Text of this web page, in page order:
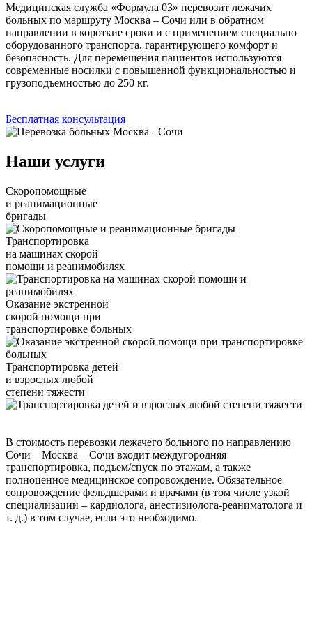
Медицинская служба «Формула 03» перевозит лежачих
больных по маршруту Москва – Сочи или в обратном
направлении в короткие сроки и с применением специально
оборудованного транспорта, гарантирующего комфорт и
безопасность. Для перемещения пациентов используются
современные носилки с повышенной функциональностью и
грузоподъемностью до 250 кг.
Бесплатная консультация
Наши услуги
Скоропомощные
и реанимационные
бригады
Транспортировка
на машинах скорой
помощи и реанимобилях
Оказание экстренной
скорой помощи при
транспортировке больных
Транспортировка детей
и взрослых любой
степени тяжести
В стоимость перевозки лежачего больного по направлению
Сочи – Москва – Сочи входит междугородняя
транспортировка, подъем/спуск по этажам, а также
полноценное медицинское сопровождение. Обязательное
сопровождение фельдшерами и врачами (в том числе узкой
специализации – кардиолога, анестизиолога-реаниматолога и
т. д.) в том случае, если это необходимо.